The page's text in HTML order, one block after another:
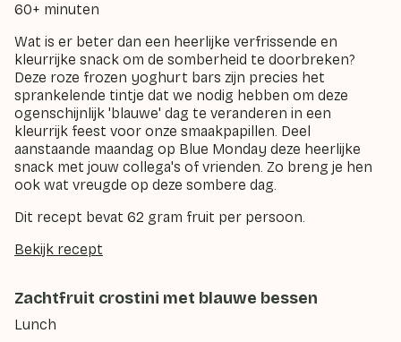
60+ minuten
Wat is er beter dan een heerlijke verfrissende en
kleurrijke snack om de somberheid te doorbreken?
Deze roze frozen yoghurt bars zijn precies het
sprankelende tintje dat we nodig hebben om deze
ogenschijnlijk 'blauwe' dag te veranderen in een
kleurrijk feest voor onze smaakpapillen. Deel
aanstaande maandag op Blue Monday deze heerlijke
snack met jouw collega's of vrienden. Zo breng je hen
ook wat vreugde op deze sombere dag.
Dit recept bevat 62 gram fruit per persoon.
Bekijk recept
Zachtfruit crostini met blauwe bessen
Lunch